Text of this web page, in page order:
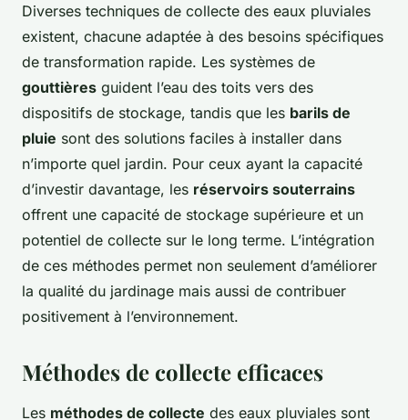
Diverses techniques de collecte des eaux pluviales
existent, chacune adaptée à des besoins spécifiques
de transformation rapide. Les systèmes de
gouttières guident l’eau des toits vers des
dispositifs de stockage, tandis que les barils de
pluie sont des solutions faciles à installer dans
n’importe quel jardin. Pour ceux ayant la capacité
d’investir davantage, les réservoirs souterrains
offrent une capacité de stockage supérieure et un
potentiel de collecte sur le long terme. L’intégration
de ces méthodes permet non seulement d’améliorer
la qualité du jardinage mais aussi de contribuer
positivement à l’environnement.
Méthodes de collecte efficaces
Les méthodes de collecte des eaux pluviales sont